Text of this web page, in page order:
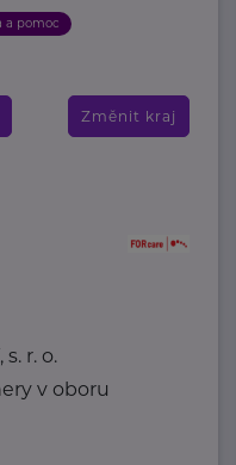
a pomoc
Změnit kraj
r. o.
v oboru